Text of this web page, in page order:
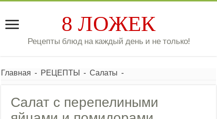
8 ЛОЖЕК
Рецепты блюд на каждый день и не только!
Главная - РЕЦЕПТЫ - Салаты -
Салат с перепелиными